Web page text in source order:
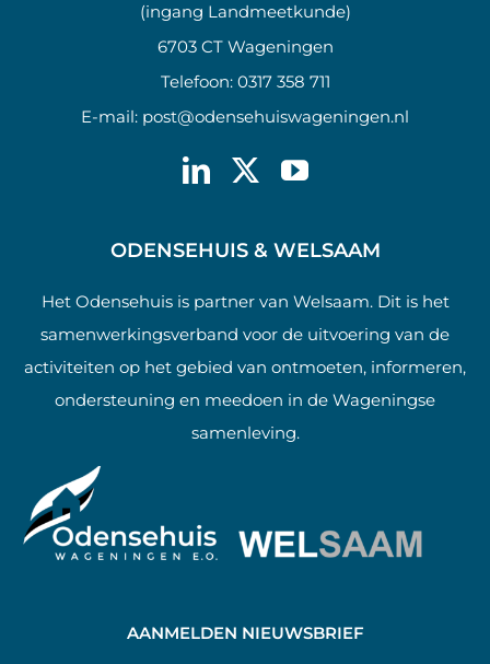
(ingang Landmeetkunde)
6703 CT Wageningen
Telefoon: 0317 358 711
E-mail: post@odensehuiswageningen.nl
ODENSEHUIS & WELSAAM
Het Odensehuis is partner van Welsaam. Dit is het
samenwerkingsverband voor de uitvoering van de
activiteiten op het gebied van ontmoeten, informeren,
ondersteuning en meedoen in de Wageningse
samenleving.
AANMELDEN NIEUWSBRIEF